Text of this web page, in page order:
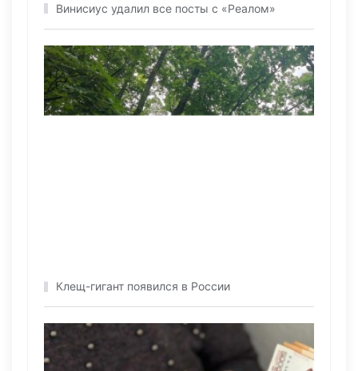
Винисиус удалил все посты с «Реалом»
Клещ-гигант появился в России